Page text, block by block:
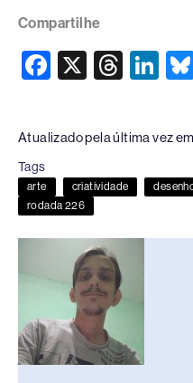
Compartilhe
F
c
e
b
o
o
X
T
e
a
d
Li
e
dI
Atualizado pela última vez em
Tags
arte criatividade
rodada 226